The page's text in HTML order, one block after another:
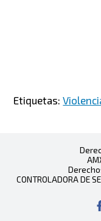
Etiquetas:
CONTROLADORA DE